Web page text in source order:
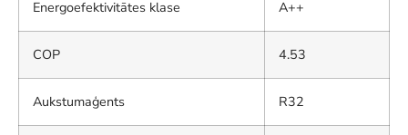
Energoefektivitātes klase A++
COP 4.53
Aukstumaģents R32